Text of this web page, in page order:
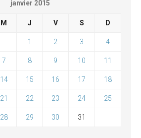
janvier 2015
M J V S D
1 2 3 4
7 8 9 10 11
14 15 16 17 18
21 22 23 24 25
28 29 30 31